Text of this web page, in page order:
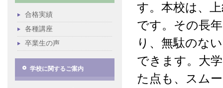
合格実績
各種講座
卒業生の声
学校に関するご案内
す。本校は、
です。その長
り、無駄のな
できます。大
た点も、スム